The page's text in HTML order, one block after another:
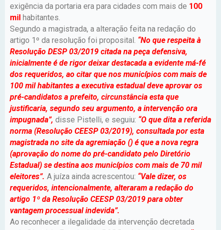
exigência da portaria era para cidades com mais de 100
mil habitantes.
Segundo a magistrada, a alteração feita na redação do
artigo 1º da resolução foi proposital. “No que respeita à
Resolução DESP 03/2019 citada na peça defensiva,
inicialmente é de rigor deixar destacada a evidente má-fé
dos requeridos, ao citar que nos municípios com mais de
100 mil habitantes a executiva estadual deve aprovar os
pré-candidatos a prefeito, circunstância esta que
justificaria, segundo seu argumento, a intervenção ora
impugnada”, disse Pistelli, e seguiu: “O que dita a referida
norma (Resolução CEESP 03/2019), consultada por esta
magistrada no site da agremiação () é que a nova regra
(aprovação do nome do pré-candidato pelo Diretório
Estadual) se destina aos municípios com mais de 70 mil
eleitores”. A juíza ainda acrescentou: “Vale dizer, os
requeridos, intencionalmente, alteraram a redação do
artigo 1º da Resolução CEESP 03/2019 para obter
vantagem processual indevida”.
Ao reconhecer a ilegalidade da intervenção decretada